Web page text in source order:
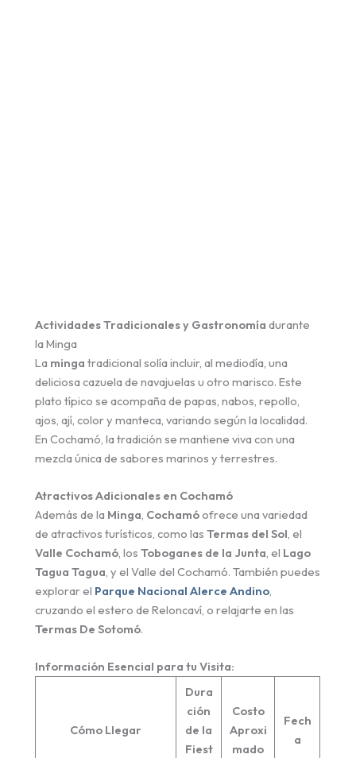
Actividades Tradicionales y Gastronomía durante
la Minga
La minga tradicional solía incluir, al mediodía, una
deliciosa cazuela de navajuelas u otro marisco. Este
plato típico se acompaña de papas, nabos, repollo,
ajos, ají, color y manteca, variando según la localidad.
En Cochamó, la tradición se mantiene viva con una
mezcla única de sabores marinos y terrestres.
Atractivos Adicionales en Cochamó
Además de la Minga, Cochamóofrece una variedad
de atractivos turísticos, como lasTermas del Sol, el
Valle Cochamó, losToboganes de la Junta, el Lago
Tagua Tagua, y el Valle del Cochamó. También puedes
explorar el Parque Nacional Alerce Andino,
cruzando el estero de Reloncaví, o relajarte en las
Termas De Sotomó.
Información Esencial para tu Visita:
Cómo Llegar
Dura
ción
de la
Fiest
Costo
Aproxi
mado
Fech
a